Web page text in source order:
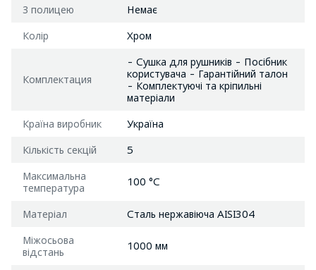
З полицею Немає
Колір Хром
Комплектация
- Сушка для рушників - Посібник
користувача - Гарантійний талон
- Комплектуючі та кріпильні
матеріали
Країна виробник Україна
Кількість секцій 5
Максимальна
температура
100 °C
Матеріал Сталь нержавіюча AISI304
Міжосьова
відстань
1000 мм